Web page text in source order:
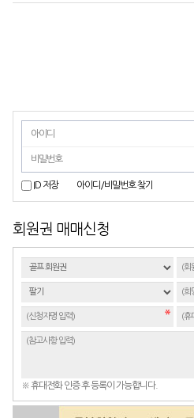
ID 저장 아이디/비밀번호 찾기
회원권 매매신청
※ 휴대전화 인증 후 등록이 가능합니다.